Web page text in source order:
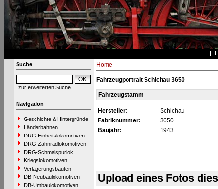
Suche
zur erweiterten Suche
Navigation
Geschichte & Hintergründe
Länderbahnen
DRG-Einheitslokomotiven
DRG-Zahnradlokomotiven
DRG-Schmalspurlok.
Kriegslokomotiven
Verlagerungsbauten
DB-Neubaulokomotiven
DB-Umbaulokomotiven
Home
Fahrzeugportrait Schichau 3650
Fahrzeugstamm
Hersteller:
Schichau
Fabriknummer:
3650
Baujahr:
1943
Upload eines Fotos